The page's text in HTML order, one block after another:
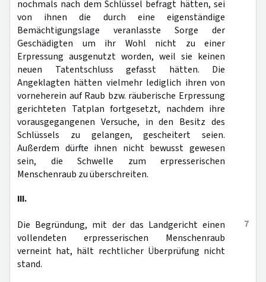
nochmals nach dem Schlüssel befragt hätten, sei
von ihnen die durch eine eigenständige
Bemächtigungslage veranlasste Sorge der
Geschädigten um ihr Wohl nicht zu einer
Erpressung ausgenutzt worden, weil sie keinen
neuen Tatentschluss gefasst hätten. Die
Angeklagten hätten vielmehr lediglich ihren von
vorneherein auf Raub bzw. räuberische Erpressung
gerichteten Tatplan fortgesetzt, nachdem ihre
vorausgegangenen Versuche, in den Besitz des
Schlüssels zu gelangen, gescheitert seien.
Außerdem dürfte ihnen nicht bewusst gewesen
sein, die Schwelle zum erpresserischen
Menschenraub zu überschreiten.
III.
7
Die Begründung, mit der das Landgericht einen
vollendeten erpresserischen Menschenraub
verneint hat, hält rechtlicher Überprüfung nicht
stand.